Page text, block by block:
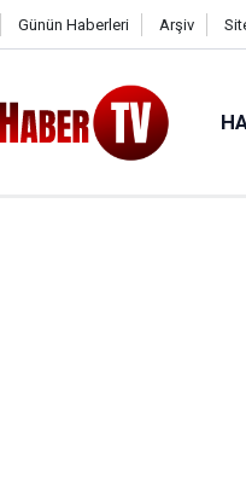
Günün Haberleri Arşiv